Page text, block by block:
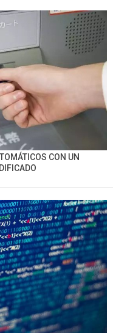
CON UN